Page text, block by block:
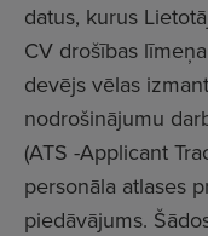
datus, kurus
CV drošības
devējs vēlas
nodrošinājumu
(ATS -Applicant
personāla atlases
piedāvājums.